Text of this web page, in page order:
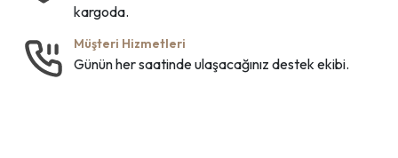
kargoda.
Müşteri Hizmetleri
Günün her saatinde ulaşacağınız destek ekibi.